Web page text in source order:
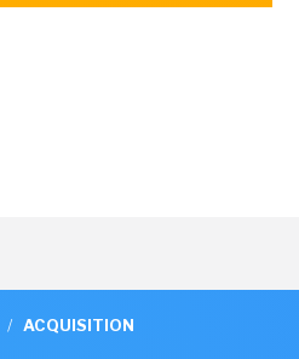
/ ACQUISITION